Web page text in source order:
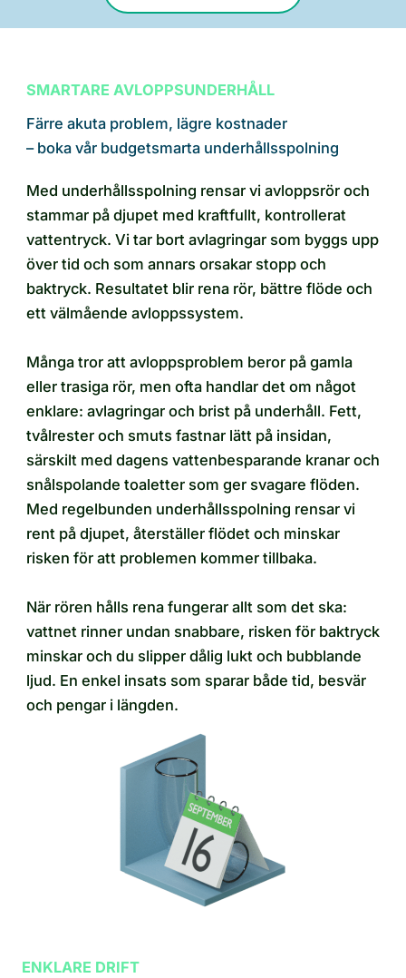
SMARTARE AVLOPPSUNDERHÅLL
Färre akuta problem, lägre kostnader
– boka vår budgetsmarta underhållsspolning
Med underhållsspolning rensar vi avloppsrör och
stammar på djupet med kraftfullt, kontrollerat
vattentryck. Vi tar bort avlagringar som byggs upp
över tid och som annars orsakar stopp och
baktryck. Resultatet blir rena rör, bättre flöde och
ett välmående avloppssystem.
Många tror att avloppsproblem beror på gamla
eller trasiga rör, men ofta handlar det om något
enklare: avlagringar och brist på underhåll. Fett,
tvålrester och smuts fastnar lätt på insidan,
särskilt med dagens vattenbesparande kranar och
snålspolande toaletter som ger svagare flöden.
Med regelbunden underhållsspolning rensar vi
rent på djupet, återställer flödet och minskar
risken för att problemen kommer tillbaka.
När rören hålls rena fungerar allt som det ska:
vattnet rinner undan snabbare, risken för baktryck
minskar och du slipper dålig lukt och bubblande
ljud. En enkel insats som sparar både tid, besvär
och pengar i längden.
ENKLARE DRIFT